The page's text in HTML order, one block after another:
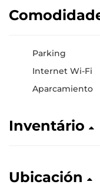
Parking
Internet Wi-Fi
Aparcamiento
Inventário
Ubicación